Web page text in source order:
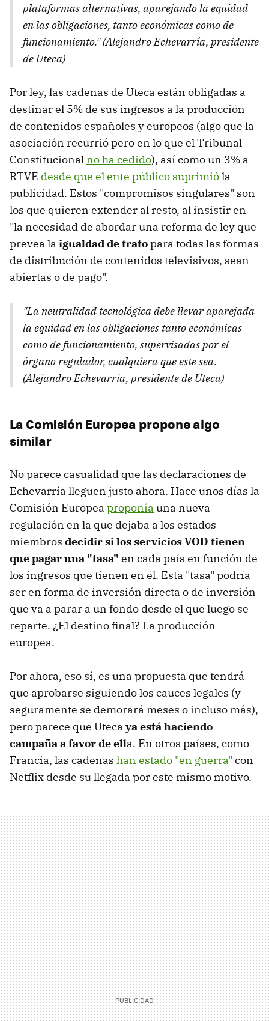
plataformas alternativas, aparejando la equidad
en las obligaciones, tanto económicas como de
funcionamiento." (Alejandro Echevarría, presidente
de Uteca)
Por ley, las cadenas de Uteca están obligadas a
destinar el 5% de sus ingresos a la producción
de contenidos españoles y europeos (algo que la
asociación recurrió pero en lo que el Tribunal
Constitucionalno ha cedido), así como un 3% a
RTVE desde que el ente público suprimióla
publicidad. Estos "compromisos singulares" son
los que quieren extender al resto, al insistir en
"la necesidad de abordar una reforma de ley que
prevea la igualdad de tratopara todas las formas
de distribución de contenidos televisivos, sean
abiertas o de pago".
"La neutralidad tecnológica debe llevar aparejada
la equidad en las obligaciones tanto económicas
como de funcionamiento, supervisadas por el
órgano regulador, cualquiera que este sea.
(Alejandro Echevarría, presidente de Uteca)
La Comisión Europea propone algo
similar
No parece casualidad que las declaraciones de
Echevarría lleguen justo ahora. Hace unos días la
Comisión Europea proponía una nueva
regulación en la que dejaba a los estados
miembros decidir si los servicios VOD tienen
que pagar una "tasa" en cada país en función de
los ingresos que tienen en él. Esta "tasa" podría
ser en forma de inversión directa o de inversión
que va a parar a un fondo desde el que luego se
reparte. ¿El destino final? La producción
europea.
Por ahora, eso sí, es una propuesta que tendrá
que aprobarse siguiendo los cauces legales (y
seguramente se demorará meses o incluso más),
pero parece que Uteca ya está haciendo
campaña a favor de ella. En otros países, como
Francia, las cadenas han estado "en guerra" con
Netflix desde su llegada por este mismo motivo.